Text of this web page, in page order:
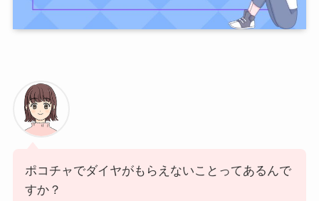
ポコチャでダイヤがもらえないことってあるんで
すか？